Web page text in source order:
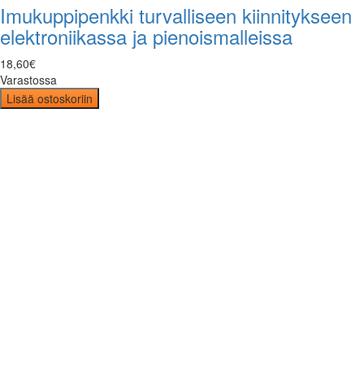
Imukuppipenkki turvalliseen kiinnitykseen
elektroniikassa ja pienoismalleissa
18,60€
Varastossa
Lisää ostoskoriin